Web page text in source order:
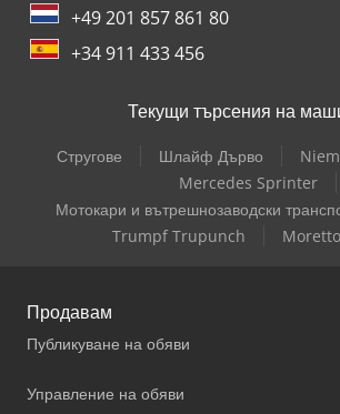
+49 201 857 861 80
+34 911 433 456
Текущи търсения на
Стругове Шлайф Дърво
Mercedes Sprinter
Мотокари и вътрешнозаводски
Trumpf Trupunch
Продавам
Публикуване на обяви
Управление на обяви